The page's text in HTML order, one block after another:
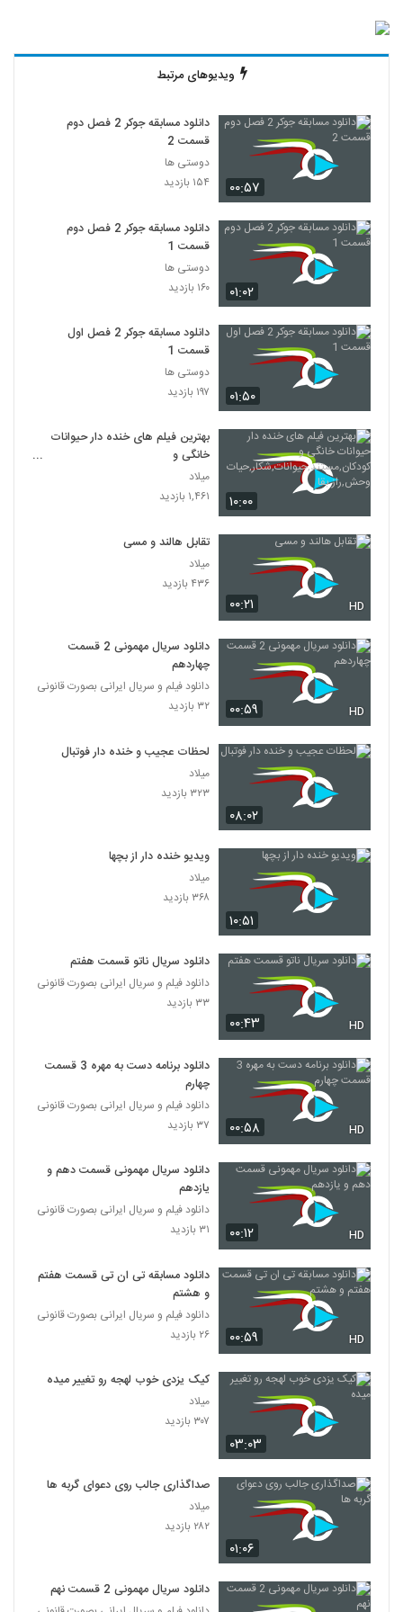
ویدیوهای مرتبط
۰۰:۵۷
دانلود مسابقه جوکر 2 فصل دوم
قسمت 2
دوستی ها
۱۵۴ بازدید
۰۱:۰۲
دانلود مسابقه جوکر 2 فصل دوم
قسمت 1
دوستی ها
۱۶۰ بازدید
۰۱:۵۰
دانلود مسابقه جوکر 2 فصل اول
قسمت 1
دوستی ها
۱۹۷ بازدید
۱۰:۰۰
بهترین فیلم های خنده دار حیوانات
خانگی و
کودکان,مستند,حیوانات,شکار,حیات
وحش,راز بقا
میلاد
۱,۴۶۱ بازدید
۰۰:۲۱ HD
تقابل هالند و مسی
میلاد
۴۳۶ بازدید
۰۰:۵۹ HD
دانلود سریال مهمونی 2 قسمت
چهاردهم
دانلود فیلم و سریال ایرانی بصورت قانونی
۳۲ بازدید
۰۸:۰۲
لحظات عجیب و خنده دار فوتبال
میلاد
۳۲۳ بازدید
۱۰:۵۱
ویدیو خنده دار از بچها
میلاد
۳۶۸ بازدید
۰۰:۴۳ HD
دانلود سریال ناتو قسمت هفتم
دانلود فیلم و سریال ایرانی بصورت قانونی
۳۳ بازدید
۰۰:۵۸ HD
دانلود برنامه دست به مهره 3 قسمت
چهارم
دانلود فیلم و سریال ایرانی بصورت قانونی
۳۷ بازدید
۰۰:۱۲ HD
دانلود سریال مهمونی قسمت دهم و
یازدهم
دانلود فیلم و سریال ایرانی بصورت قانونی
۳۱ بازدید
۰۰:۵۹ HD
دانلود مسابقه تی ان تی قسمت هفتم
و هشتم
دانلود فیلم و سریال ایرانی بصورت قانونی
۲۶ بازدید
۰۳:۰۳
کیک یزدی خوب لهجه رو تغییر میده
میلاد
۳۰۷ بازدید
۰۱:۰۶
صداگذاری جالب روی دعوای گربه ها
میلاد
۲۸۲ بازدید
دانلود سریال مهمونی 2 قسمت نهم